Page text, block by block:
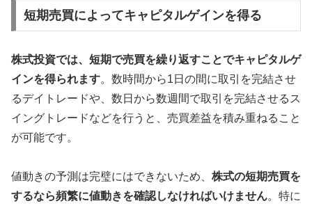
短期売買によってキャピタルゲインを得る
株式投資では、短期で売買を繰り返すことでキャピタルゲ
インを得られます。数時間から1日の間に取引を完結させ
るデイトレードや、数日から数週間で取引を完結させるス
イングトレードなどを行うと、売買差益を積み重ねること
が可能です。
値動きの予測は完璧にはできないため、 株式の短期売買を
するなら頻繁に値動きを確認しなければいけません。特に